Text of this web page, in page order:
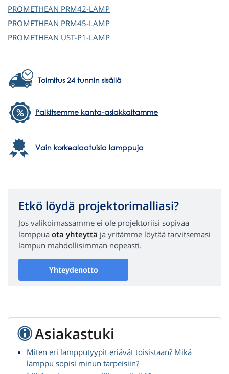
PROMETHEAN PRM42-LAMP
PROMETHEAN PRM45-LAMP
PROMETHEAN UST-P1-LAMP
Toimitus 24 tunnin sisällä
Palkitsemme kanta-asiakkaitamme
Vain korkealaatuisia lamppuja
Etkö löydä projektorimalliasi?
Jos valikoimassamme ei ole projektoriisi sopivaa
lamppua ota yhteyttä ja yritämme löytää tarvitsemasi
lampun mahdollisimman nopeasti.
Yhteydenotto
Asiakastuki
Miten eri lampputyypit eriävät toisistaan? Mikä
lamppu sopisi minun tarpeisiin?